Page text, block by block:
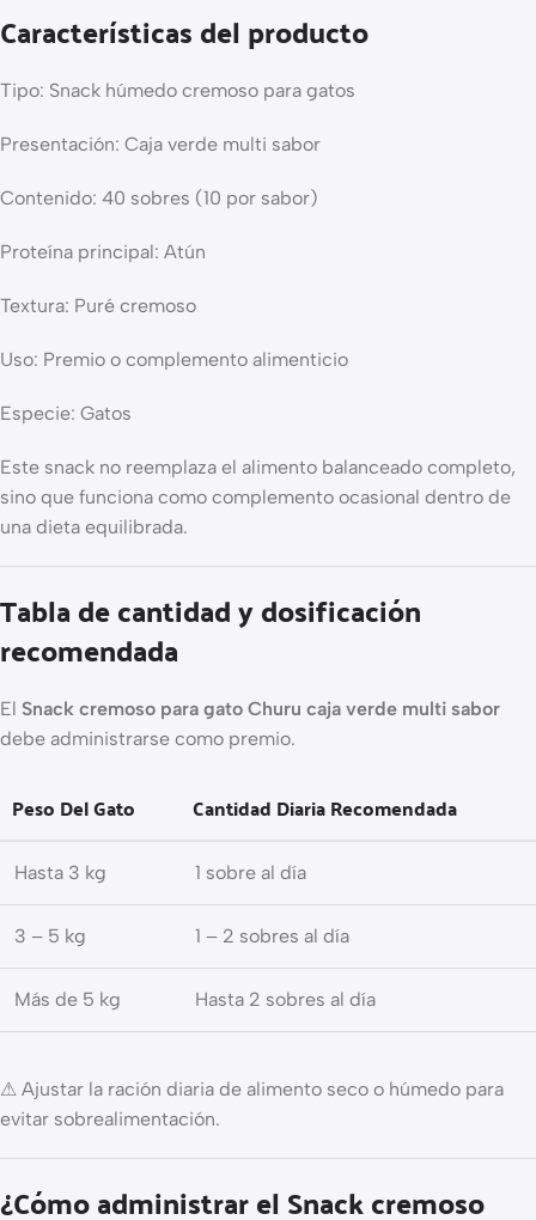
Características del producto
Tipo: Snack húmedo cremoso para gatos
Presentación: Caja verde multi sabor
Contenido: 40 sobres (10 por sabor)
Proteína principal: Atún
Textura: Puré cremoso
Uso: Premio o complemento alimenticio
Especie: Gatos
Este snack no reemplaza el alimento balanceado completo,
sino que funciona como complemento ocasional dentro de
una dieta equilibrada.
Tabla de cantidad y dosificación
recomendada
El Snack cremoso para gato Churu caja verde multi sabor
debe administrarse como premio.
Peso Del Gato Cantidad Diaria Recomendada
Hasta 3 kg 1 sobre al día
3 – 5 kg 1 – 2 sobres al día
Más de 5 kg Hasta 2 sobres al día
⚠ Ajustar la ración diaria de alimento seco o húmedo para
evitar sobrealimentación.
¿Cómo administrar el Snack cremoso